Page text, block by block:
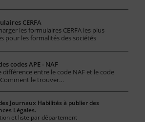
CERFA
les formulaires CERFA les plus
pour les formalités des sociétés
codes APE - NAF
différence entre le code NAF et le code
Comment le trouver…
Journaux Habilités à publier des
Légales.
et liste par département